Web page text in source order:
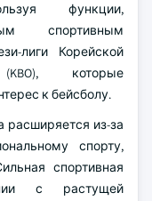
функции,
спортивным
лиги Корейской
которые
к бейсболу.
расширяется из-за
спорту,
спортивная
с растущей